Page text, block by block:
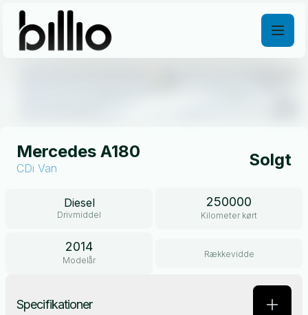
Åben galleri
Mercedes A180
CDi Van Solgt
Diesel
Drivmiddel
250000
Kilometer kørt
2014
Modelår
Rækkevidde
Specifikationer